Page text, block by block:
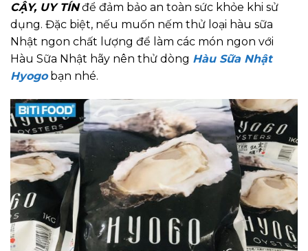
CẬY, UY TÍNđể đảm bảo an toàn sức khỏe khi sử
dụng. Đặc biệt, nếu muốn nếm thử loại hàu sữa
Nhật ngon chất lượng để làm các món ngon với
Hàu Sữa Nhật hãy nên thử dòng Hàu Sữa Nhật
Hyogobạn nhé.